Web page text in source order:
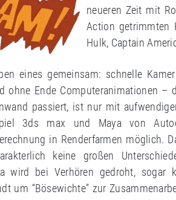
neueren Zeit mit
Action getrimmten
Hulk, Captain
eines gemeinsam: schnelle
ohne Ende Computeranimationen –
passiert, ist nur mit
3ds max und Maya von
in Renderfarmen möglich.
keine großen
wird bei Verhören gedroht, sogar
um “Bösewichte” zur